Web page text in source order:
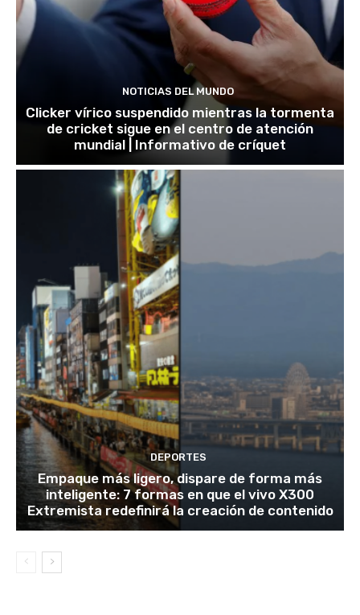
NOTICIAS DEL MUNDO
Clicker vírico suspendido mientras la tormenta
de cricket sigue en el centro de atención
mundial | Informativo de críquet
DEPORTES
Empaque más ligero, dispare de forma más
inteligente: 7 formas en que el vivo X300
Extremista redefinirá la creación de contenido